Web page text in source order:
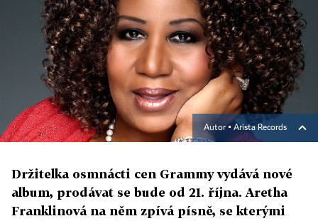
Autor ▪ Arista Records
Držitelka osmnácti cen Grammy vydává nové
album, prodávat se bude od 21. října. Aretha
Franklinová na něm zpívá písně, se kterými